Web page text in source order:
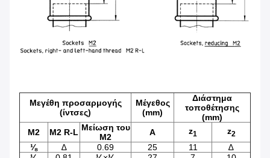
Μεγέθη προσαρμογής
(ίντσες)
Μέγεθος
(mm)
Διάστημα
τοποθέτησης
(mm)
M2
M2 R-L Μείωση του
M2
Α z1 z2
⅛ ∆ 0.69 25 11
∆